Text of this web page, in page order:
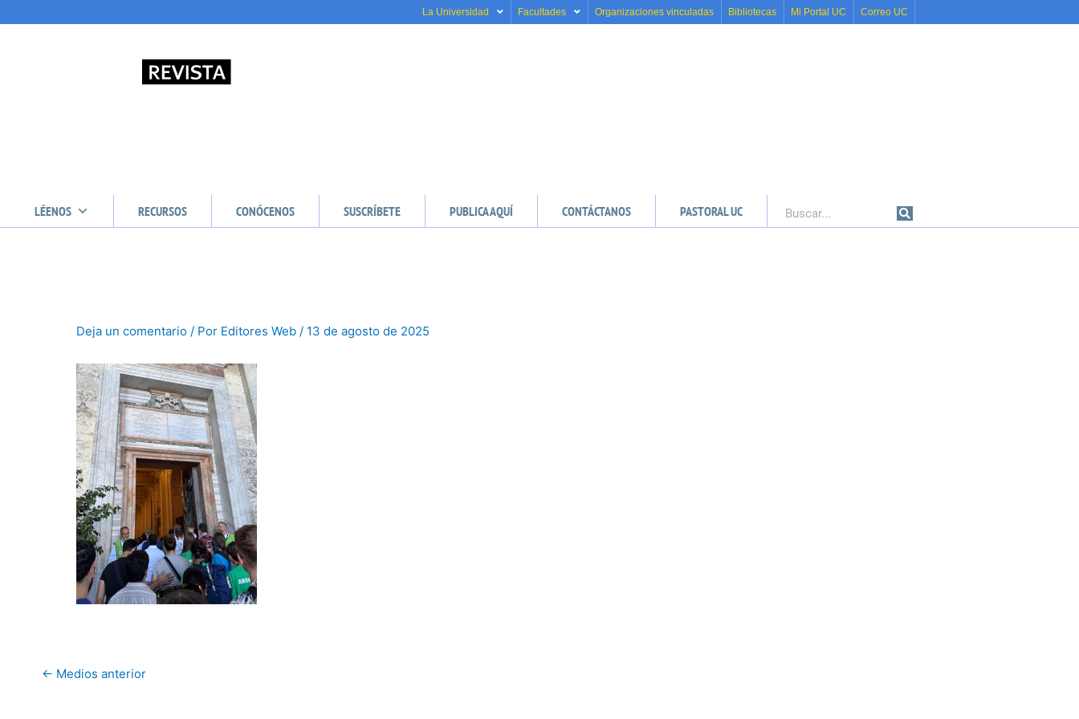
La Universidad Facultades Organizaciones vinculadas Bibliotecas Mi Portal UC Correo UC
LÉENOS RECURSOS CONÓCENOS SUSCRÍBETE PUBLICA AQUÍ CONTÁCTANOS PASTORAL UC Buscar
Deja un comentario / Por Editores Web / 13 de agosto de 2025
← Medios anterior